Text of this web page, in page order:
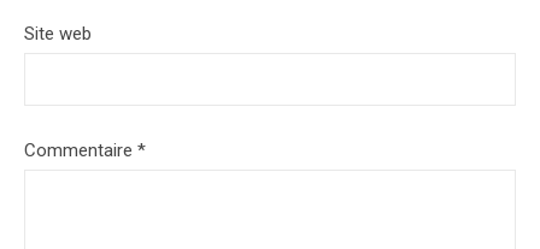
Site web
Commentaire *